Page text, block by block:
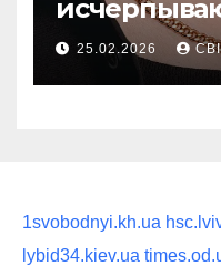
статусного
25.02.2026
1svobodnyi.kh.ua
lybid34.kiev.ua